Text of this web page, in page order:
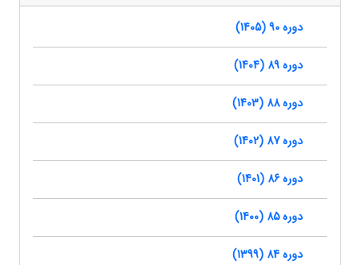
دوره 90 (1405)
دوره 89 (1404)
دوره 88 (1403)
دوره 87 (1402)
دوره 86 (1401)
دوره 85 (1400)
دوره 84 (1399)